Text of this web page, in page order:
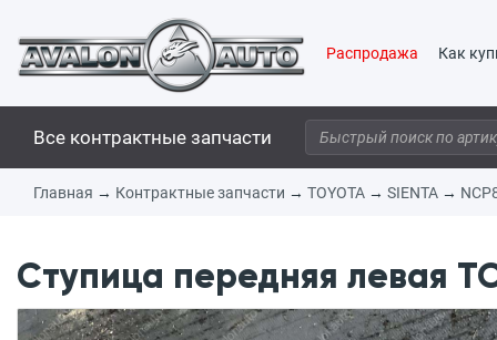
Распродажа Как
Все контрактные запчасти
Главная → Контрактные запчасти → TOYOTA → SIENTA →
Ступица передняя левая